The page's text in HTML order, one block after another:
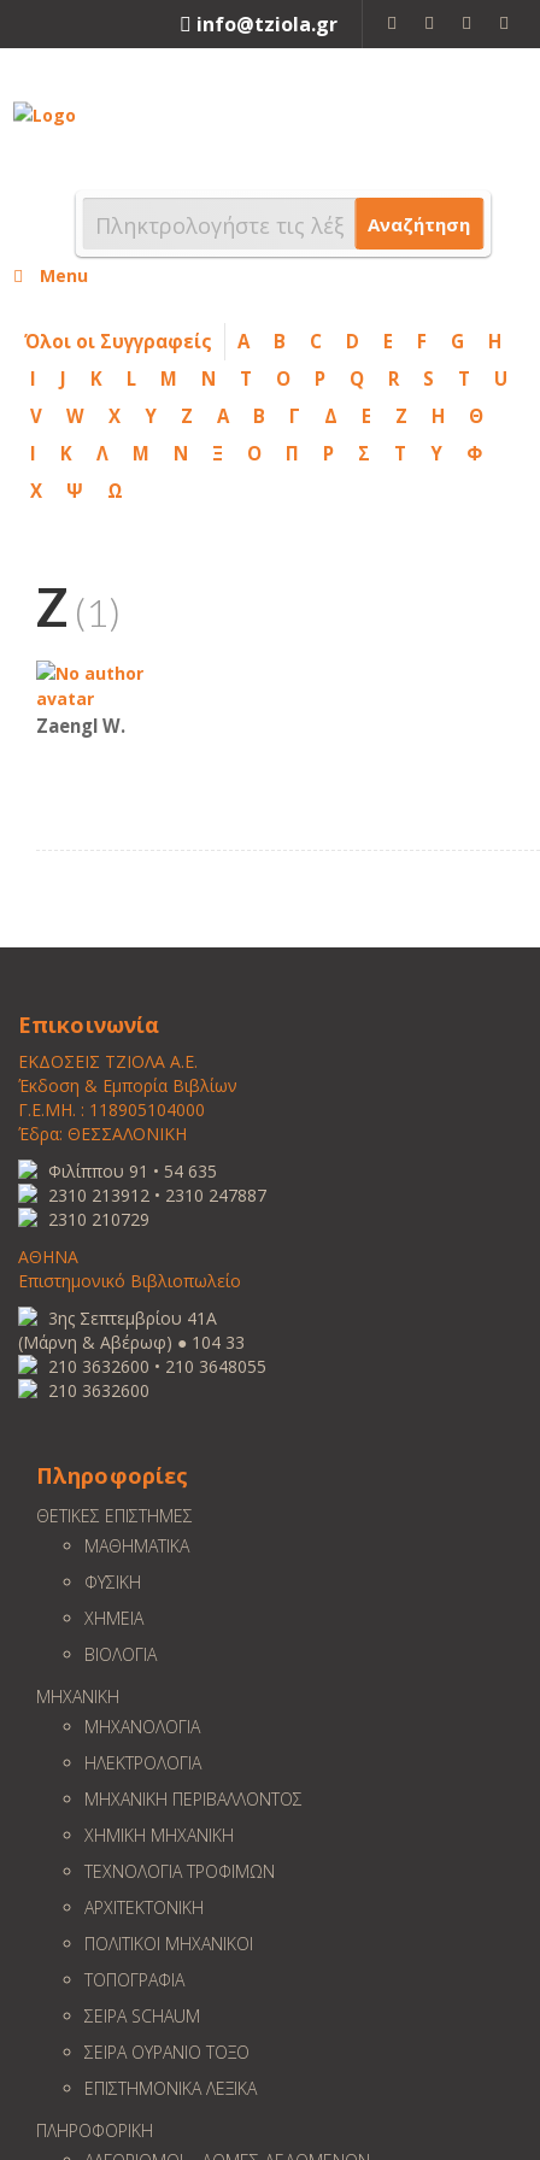
info@tziola.gr
Αναζήτηση
Menu
Όλοι οι Συγγραφείς A B C D E F G
H
I
J K L M N T O P Q R S T
U
V
W X Y Z Α Β Γ Δ Ε Ζ Η
Θ
Ι
Κ Λ Μ Ν Ξ Ο Π Ρ Σ Τ Υ
Φ
Χ
Ψ Ω
Z (1)
Zaengl W.
Επικοινωνία
ΕΚΔΟΣΕΙΣ ΤΖΙΟΛΑ Α.Ε.
Έκδοση & Εμπορία Βιβλίων
Γ.Ε.ΜΗ. : 118905104000
Έδρα: ΘΕΣΣΑΛΟΝΙΚΗ
Φιλίππου 91 • 54 635
2310 213912 • 2310 247887
2310 210729
ΑΘΗΝΑ
Επιστημονικό Βιβλιοπωλείο
3ης Σεπτεμβρίου 41Α
(Μάρνη & Αβέρωφ) ● 104 33
210 3632600 • 210 3648055
210 3632600
Πληροφορίες
ΘΕΤΙΚΕΣ ΕΠΙΣΤΗΜΕΣ
ΜΑΘΗΜΑΤΙΚΑ
ΦΥΣΙΚΗ
ΧΗΜΕΙΑ
ΒΙΟΛΟΓΙΑ
ΜΗΧΑΝΙΚΗ
ΜΗΧΑΝΟΛΟΓΙΑ
ΗΛΕΚΤΡΟΛΟΓΙΑ
ΜΗΧΑΝΙΚΗ ΠΕΡΙΒΑΛΛΟΝΤΟΣ
ΧΗΜΙΚΗ ΜΗΧΑΝΙΚΗ
ΤΕΧΝΟΛΟΓΙΑ ΤΡΟΦΙΜΩΝ
ΑΡΧΙΤΕΚΤΟΝΙΚΗ
ΠΟΛΙΤΙΚΟΙ ΜΗΧΑΝΙΚΟΙ
ΤΟΠΟΓΡΑΦΙΑ
ΣΕΙΡΑ SCHAUM
ΣΕΙΡΑ ΟΥΡΑΝΙΟ ΤΟΞΟ
ΕΠΙΣΤΗΜΟΝΙΚΑ ΛΕΞΙΚΑ
ΠΛΗΡΟΦΟΡΙΚΗ